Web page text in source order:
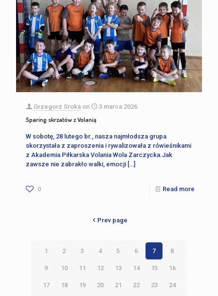
Grzegorz Sroka on 3 marca 2026
Sparing skrzatów z Volanią
W sobotę, 28 lutego br., nasza najmłodsza grupa
skorzystała z zaproszenia i rywalizowała z rówieśnikami
z Akademia Piłkarska Volania Wola Zarczycka.Jak
zawsze nie zabrakło walki, emocji […]
0 Read more
Prev page
1 2 3 4 5 6 7 8
9 10 11 12 13 14 15 16
17 18 19 20 21 22 23 24